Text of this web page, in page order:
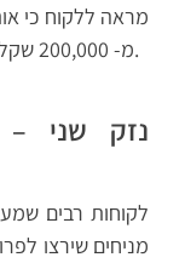
מ- 200,000 שקלים לדוגמה שיחסוך אם יבצע את הפעולה.
נזק שני –
לקוחות רבים
מניחים שירצו